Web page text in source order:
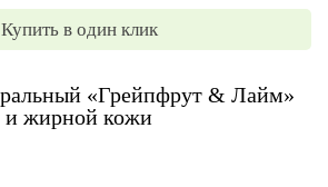
Купить в один клик